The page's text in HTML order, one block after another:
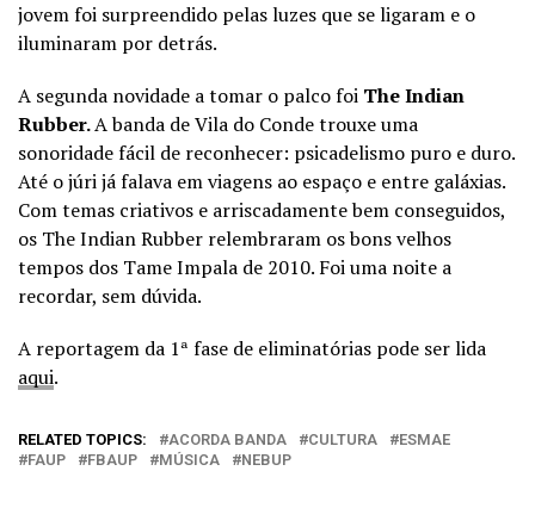
jovem foi surpreendido pelas luzes que se ligaram e o
iluminaram por detrás.
A segunda novidade a tomar o palco foi The Indian
Rubber.A banda de Vila do Conde trouxe uma
sonoridade fácil de reconhecer: psicadelismo puro e duro.
Até o júri já falava em viagens ao espaço e entre galáxias.
Com temas criativos e arriscadamente bem conseguidos,
os The Indian Rubber relembraram os bons velhos
tempos dos Tame Impala de 2010. Foi uma noite a
recordar, sem dúvida.
A reportagem da 1ª fase de eliminatórias pode ser lida
aqui.
RELATED TOPICS: ACORDA BANDA CULTURA
ESMAE
FAUP
FBAUP MÚSICA NEBUP